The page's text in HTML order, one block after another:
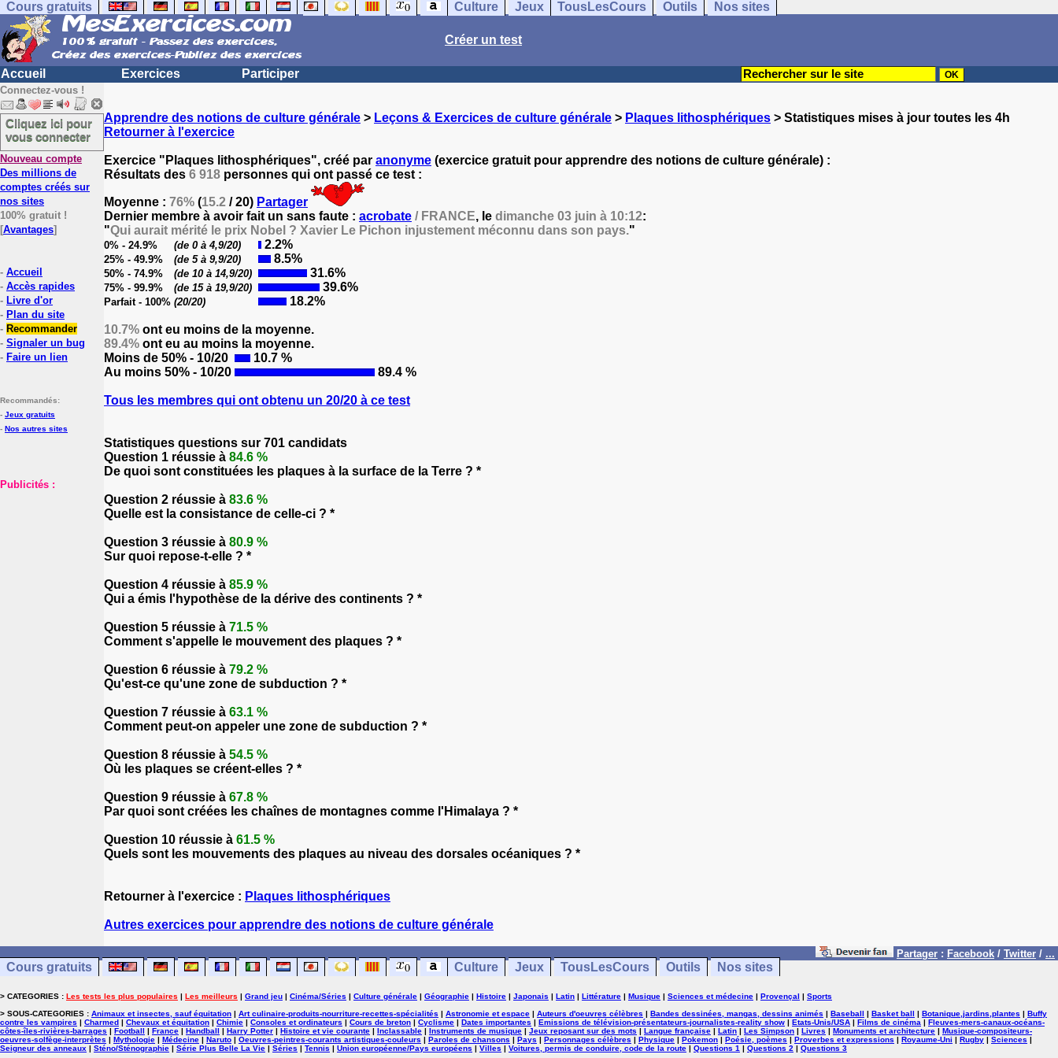
Cours gratuits Culture Jeux TousLesCours Outils Nos sites
Créer un test
Accueil Exercices Participer
Connectez-vous !
Cliquez ici pour
vous connecter
Nouveau compte
Des millions de
comptes créés sur
nos sites
100% gratuit !
[Avantages]
- Accueil
- Accès rapides
- Livre d'or
- Plan du site
- Recommander
- Signaler un bug
- Faire un lien
Recommandés:
- Jeux gratuits
- Nos autres sites
Publicités :
Apprendre des notions de culture générale > Leçons & Exercices de culture générale > Plaques lithosphériques > Statistiques mises à jour toutes les 4h
Retourner à l'exercice
Exercice "Plaques lithosphériques", créé par anonyme (exercice gratuit pour apprendre des notions de culture générale) :
Résultats des 6 918 personnes qui ont passé ce test :
Moyenne : 76% (15.2 / 20) Partager
Dernier membre à avoir fait un sans faute : acrobate / FRANCE, le dimanche 03 juin à 10:12:
"Qui aurait mérité le prix Nobel ? Xavier Le Pichon injustement méconnu dans son pays."
0% - 24.9% (de 0 à 4,9/20) 2.2%
25% - 49.9% (de 5 à 9,9/20) 8.5%
50% - 74.9% (de 10 à 14,9/20) 31.6%
75% - 99.9% (de 15 à 19,9/20) 39.6%
Parfait - 100% (20/20) 18.2%
10.7% ont eu moins de la moyenne.
89.4% ont eu au moins la moyenne.
Moins de 50% - 10/20
10.7 %
Au moins 50% - 10/20
89.4 %
Tous les membres qui ont obtenu un 20/20 à ce test
Statistiques questions sur 701 candidats
Question 1 réussie à 84.6 %
De quoi sont constituées les plaques à la surface de la Terre ? *
Question 2 réussie à 83.6 %
Quelle est la consistance de celle-ci ? *
Question 3 réussie à 80.9 %
Sur quoi repose-t-elle ? *
Question 4 réussie à 85.9 %
Qui a émis l'hypothèse de la dérive des continents ? *
Question 5 réussie à 71.5 %
Comment s'appelle le mouvement des plaques ? *
Question 6 réussie à 79.2 %
Qu'est-ce qu'une zone de subduction ? *
Question 7 réussie à 63.1 %
Comment peut-on appeler une zone de subduction ? *
Question 8 réussie à 54.5 %
Où les plaques se créent-elles ? *
Question 9 réussie à 67.8 %
Par quoi sont créées les chaînes de montagnes comme l'Himalaya ? *
Question 10 réussie à 61.5 %
Quels sont les mouvements des plaques au niveau des dorsales océaniques ? *
Retourner à l'exercice : Plaques lithosphériques
Autres exercices pour apprendre des notions de culture générale
Partager : Facebook / Twitter / ...
Cours gratuits Culture Jeux TousLesCours Outils Nos sites
> CATEGORIES : Les tests les plus populaires | Les meilleurs | Grand jeu | Cinéma/Séries | Culture générale | Géographie | Histoire | Japonais | Latin | Littérature | Musique | Sciences et médecine | Provençal | Sports
> SOUS-CATEGORIES : Animaux et insectes, sauf équitation | Art culinaire-produits-nourriture-recettes-spécialités | Astronomie et espace | Auteurs d'oeuvres célèbres | Bandes dessinées, mangas, dessins animés | Baseball | Basket ball | Botanique,jardins,plantes | Buffy
contre les vampires | Charmed | Chevaux et équitation | Chimie | Consoles et ordinateurs | Cours de breton | Cyclisme | Dates importantes | Emissions de télévision-présentateurs-journalistes-reality show | Etats-Unis/USA | Films de cinéma | Fleuves-mers-canaux-océans-
côtes-îles-rivières-barrages | Football | France | Handball | Harry Potter | Histoire et vie courante | Inclassable | Instruments de musique | Jeux reposant sur des mots | Langue française | Latin | Les Simpson | Livres | Monuments et architecture | Musique-compositeurs-
oeuvres-solfège-interprètes | Mythologie | Médecine | Naruto | Oeuvres-peintres-courants artistiques-couleurs | Paroles de chansons | Pays | Personnages célèbres | Physique | Pokemon | Poésie, poèmes | Proverbes et expressions | Royaume-Uni | Rugby | Sciences |
Seigneur des anneaux | Sténo/Sténographie | Série Plus Belle La Vie | Séries | Tennis | Union européenne/Pays européens | Villes | Voitures, permis de conduire, code de la route | Questions 1 | Questions 2 | Questions 3